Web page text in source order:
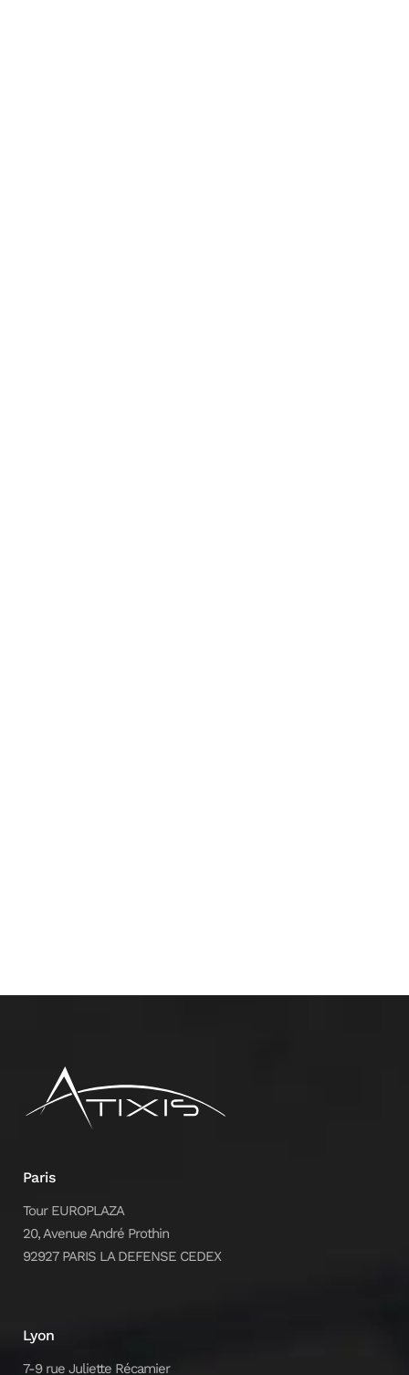
Paris
Tour EUROPLAZA
20, Avenue André Prothin
92927 PARIS LA DEFENSE CEDEX
Lyon
7-9 rue Juliette Récamier